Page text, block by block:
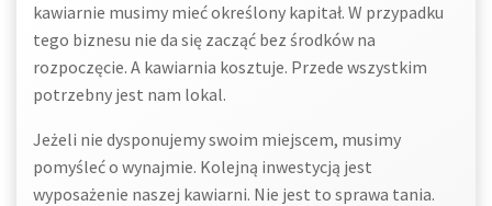
kawiarnie musimy mieć określony kapitał. W przypadku
tego biznesu nie da się zacząć bez środków na
rozpoczęcie. A kawiarnia kosztuje. Przede wszystkim
potrzebny jest nam lokal.
Jeżeli nie dysponujemy swoim miejscem, musimy
pomyśleć o wynajmie. Kolejną inwestycją jest
wyposażenie naszej kawiarni. Nie jest to sprawa tania.